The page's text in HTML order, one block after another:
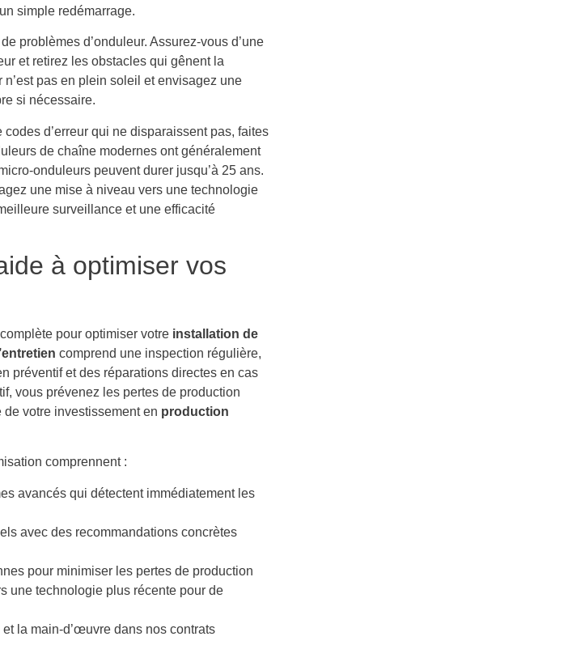
simple redémarrage.
problèmes d’onduleur. Assurez-vous d’une
et retirez les obstacles qui gênent la
n’est pas en plein soleil et envisagez une
si nécessaire.
d’erreur qui ne disparaissent pas, faites
de chaîne modernes ont généralement
onduleurs peuvent durer jusqu’à 25 ans.
une mise à niveau vers une technologie
surveillance et une efficacité
à optimiser vos
pour optimiser votre installation de
comprend une inspection régulière,
préventif et des réparations directes en cas
vous prévenez les pertes de production
votre investissement en production
comprennent :
avancés qui détectent immédiatement les
avec des recommandations concrètes
pour minimiser les pertes de production
une technologie plus récente pour de
la main-d’œuvre dans nos contrats